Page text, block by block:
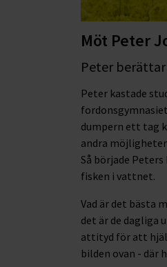
Möt Peter
Peter
Peter kastade
dumpern ett tag
andra
Så började
fisken i vattnet.
Vad är det bästa
det är de dagliga
attityd för att
bilden ovan - där